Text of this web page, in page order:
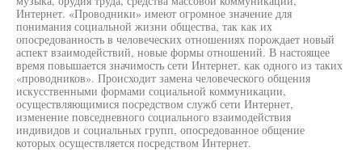
Интернет. «Проводники» имеют огромное значение для
понимания социальной жизни общества, так как их
опосредованность в человеческих отношениях порождает новый
аспект взаимодействий, новые формы отношений. В настоящее
время повышается значимость сети Интернет, как одного из таких
«проводников». Происходит замена человеческого общения
искусственными формами социальной коммуникации,
осуществляющимися посредством служб сети Интернет,
изменение повседневного социального взаимодействия
индивидов и социальных групп, опосредованное общение
которых осуществляется посредством Интернет.